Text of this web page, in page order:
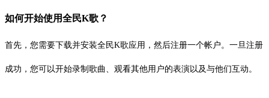
如何开始使用全民K歌？
首先，您需要下载并安装全民K歌应用，然后注册一个帐户。一旦注册
成功，您可以开始录制歌曲、观看其他用户的表演以及与他们互动。